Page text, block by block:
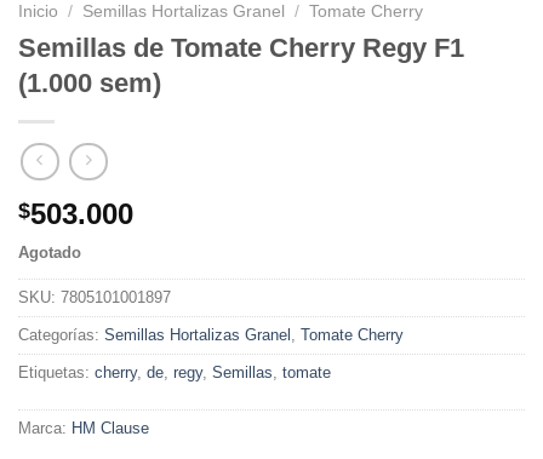
Inicio / Semillas Hortalizas Granel / Tomate Cherry
Semillas de Tomate Cherry Regy F1
(1.000 sem)
$503.000
Agotado
SKU: 7805101001897
Categorías: Semillas Hortalizas Granel , Tomate Cherry
Etiquetas: cherry, de, regy, Semillas, tomate
Marca: HM Clause